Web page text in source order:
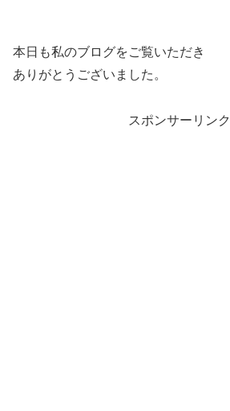
本日も私のブログをご覧いただき
ありがとうございました。
スポンサーリンク